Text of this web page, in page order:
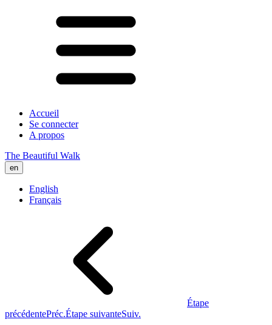
Accueil
Se connecter
A propos
The Beautiful Walk
en
English
Français
Étape
précédentePréc.Étape suivanteSuiv.